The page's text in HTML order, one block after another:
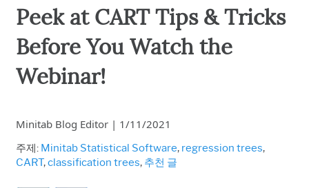
Peek at CART Tips & Tricks
Before You Watch the
Webinar!
Minitab Blog Editor | 1/11/2021
주제: Minitab Statistical Software, regression trees,
CART,classification trees, 추천 글